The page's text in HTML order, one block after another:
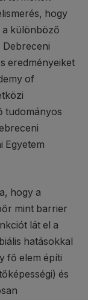
hogy
a különböző
eredményeiket
of
tudományos
Egyetem
hogy a
mint barrier
lát el a
hatásokkal
fő elem építi
és